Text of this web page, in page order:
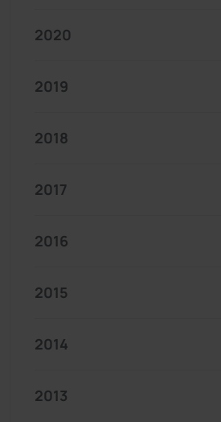
2020
2019
2018
2017
2016
2015
2014
2013